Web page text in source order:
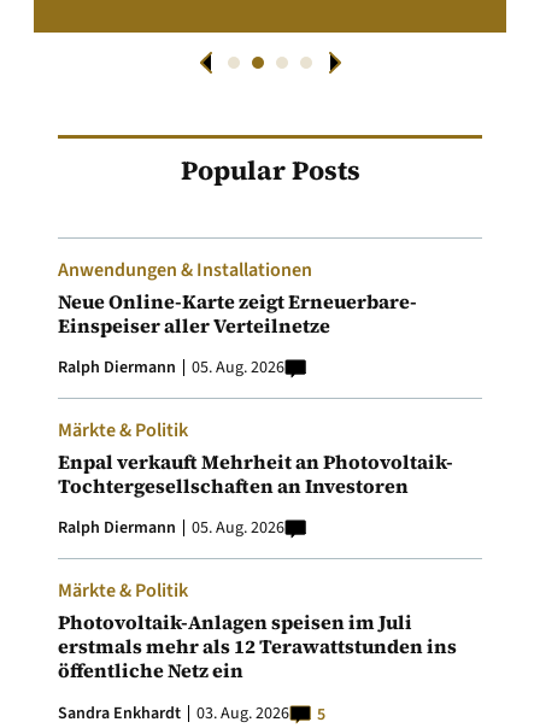
Popular Posts
Anwendungen & Installationen
Neue Online-Karte zeigt Erneuerbare-
Einspeiser aller Verteilnetze
Ralph Diermann 05. Aug. 2026
Märkte & Politik
Enpal verkauft Mehrheit an Photovoltaik-
Tochtergesellschaften an Investoren
Ralph Diermann 05. Aug. 2026
Märkte & Politik
Photovoltaik-Anlagen speisen im Juli
erstmals mehr als 12 Terawattstunden ins
öffentliche Netz ein
Sandra Enkhardt 03. Aug. 2026 5